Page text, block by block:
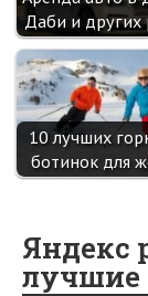
Даби и других
10 лучших
ботинок для
Яндекс
лучшие